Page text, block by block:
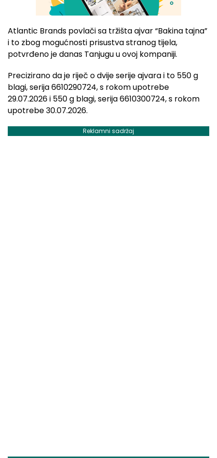
Atlantic Brands povlači sa tržišta ajvar “Bakina tajna”
i to zbog mogućnosti prisustva stranog tijela,
potvrđeno je danas Tanjugu u ovoj kompaniji.
Precizirano da je riječ o dvije serije ajvara i to 550 g
blagi, serija 6610290724, s rokom upotrebe
29.07.2026 i 550 g blagi, serija 6610300724, s rokom
upotrebe 30.07.2026.
Reklamni sadržaj